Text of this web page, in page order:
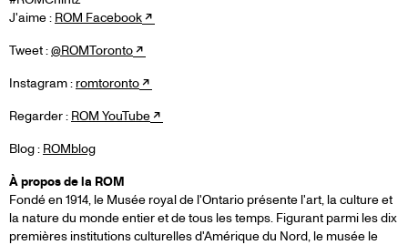
J'aime : ROM Facebook
Tweet :@ROMToronto
Instagram : romtoronto
Regarder : ROM YouTube
Blog : ROMblog
À propos de la ROM
Fondé en 1914, le Musée royal de l'Ontario présente l'art, la culture et
la nature du monde entier et de tous les temps. Figurant parmi les dix
premières institutions culturelles d'Amérique du Nord, le musée le